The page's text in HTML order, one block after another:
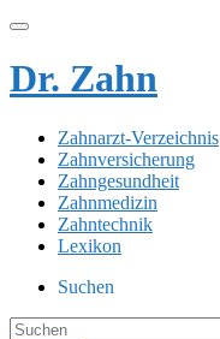
Dr. Zahn
Zahnarzt-Verzeichnis
Zahnversicherung
Zahngesundheit
Zahnmedizin
Zahntechnik
Lexikon
Suchen